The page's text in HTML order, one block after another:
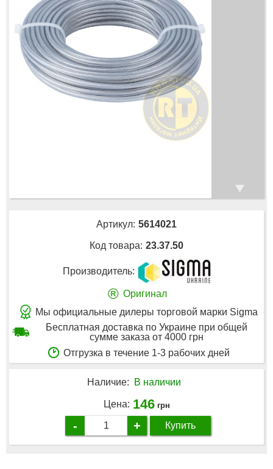
Артикул: 5614021
Код товара: 23.37.50
Производитель:
® Оригинал
Мы официальные дилеры торговой марки Sigma
Бесплатная доставка по Украине при общей
сумме заказа от 4000 грн
Отгрузка в течение 1-3 рабочих дней
Наличие: В наличии
Цена: 146 грн
- + Купить